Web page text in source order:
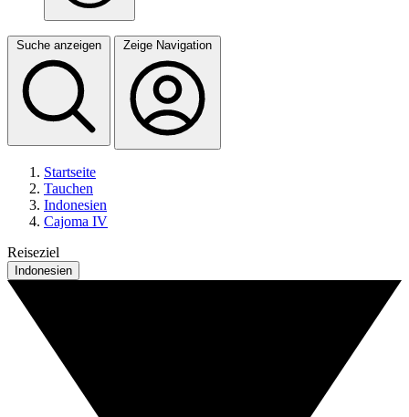
Suche anzeigen Zeige Navigation
Startseite
Tauchen
Indonesien
Cajoma IV
Reiseziel
Indonesien